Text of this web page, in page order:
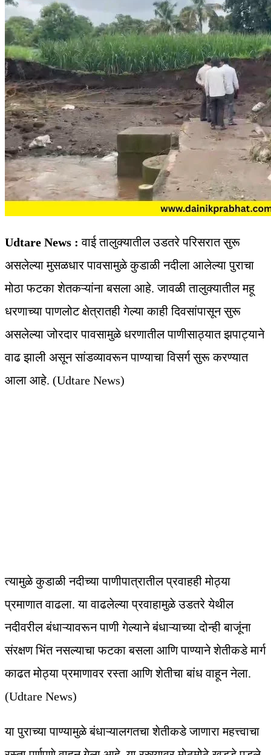
Udtare News : वाई तालुक्यातील उडतरे परिसरात सुरू
असलेल्या मुसळधार पावसामुळे कुडाळी नदीला आलेल्या पुराचा
मोठा फटका शेतकऱ्यांना बसला आहे. जावळी तालुक्यातील महू
धरणाच्या पाणलोट क्षेत्रातही गेल्या काही दिवसांपासून सुरू
असलेल्या जोरदार पावसामुळे धरणातील पाणीसाठ्यात झपाट्याने
वाढ झाली असून सांडव्यावरून पाण्याचा विसर्ग सुरू करण्यात
आला आहे. (Udtare News)
त्यामुळे कुडाळी नदीच्या पाणीपात्रातील प्रवाहही मोठ्या
प्रमाणात वाढला. या वाढलेल्या प्रवाहामुळे उडतरे येथील
नदीवरील बंधाऱ्यावरून पाणी गेल्याने बंधाऱ्याच्या दोन्ही बाजूंना
संरक्षण भिंत नसल्याचा फटका बसला आणि पाण्याने शेतीकडे मार्ग
काढत मोठ्या प्रमाणावर रस्ता आणि शेतीचा बांध वाहून नेला.
(Udtare News)
या पुराच्या पाण्यामुळे बंधाऱ्यालगतचा शेतीकडे जाणारा महत्त्वाचा